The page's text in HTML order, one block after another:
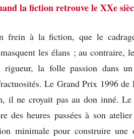
la fiction retrouve le XXe
frein à la fiction, que le
les élans ; au contraire,
la folle passion dans
Le Grand Prix 1996
il ne croyait pas au don inné.
des heures passées à son
minimale pour construire une